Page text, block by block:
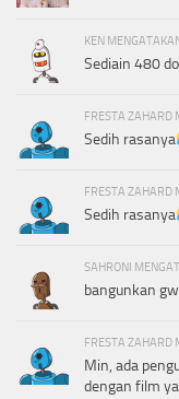
KEN
Sediain 480
FRESTA ZAHARD
Sedih rasanya
FRESTA ZAHARD
Sedih rasanya
SAHRONI
bangunkan
FRESTA ZAHARD
Min, ada
dengan film